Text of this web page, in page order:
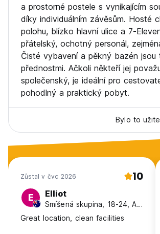
a prostorné postele s vynikajícím
díky individuálním závěsům. Hosté
polohu, blízko hlavní ulice a 7-
přátelský, ochotný personál,
Čisté vybavení a pěkný bazén jsou
přednostmi. Ačkoli někteří jej
společenský, je ideální pro
pohodlný a praktický pobyt.
Bylo to
Zůstal v čvc 2026 10
E Elliot
Smíšená skupina, 18-24, Australia
Great location, clean facilities